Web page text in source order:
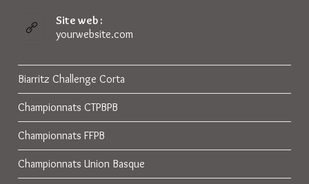
Site web :
yourwebsite.com
Biarritz Challenge Corta
Championnats CTPBPB
Championnats FFPB
Championnats Union Basque